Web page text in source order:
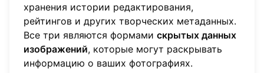
хранения истории редактирования,
рейтингов и других творческих метаданных.
Все три являются формами скрытых данных
изображений, которые могут раскрывать
информацию о ваших фотографиях.